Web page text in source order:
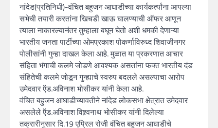
नांदेड(प्रतिनिधी)-वंचित बहुजन आघाडीच्या कार्यकर्त्यांना आपल्या
सभेची तयारी करतांना खिचडी खाऊ घालण्याची ऑफर आणून
त्याला नाकारल्यानंतर तुम्हाला बघून घेतो अशी धमकी देणाऱ्या
भारतीय जनता पार्टीच्या ओमप्रकाश पोकर्णाविरुध्द शिवाजीनगर
पोलीसांनी गुन्हा दाखल केला आहे. मुळात या प्रकरणात आचार
संहिता भंगाची कलमे जोडणे आवश्यक असतांना फक्त भारतीय दंड
संहितेची कलमे जोडून गुन्ह्याचे स्वरुप बदलले असल्याचा आरोप
उमेदवार ऍड.अविनाश भोसीकर यांनी केला आहे.
वंचित बहुजन आघाडीच्यावतीने नांदेड लोकसभा क्षेत्रात उमेदवार
असलेले ऍड.अविनाश विश्र्वनाथ भोसीकर यांनी दिलेल्या
तक्रारीनुसार दि.19 एप्रिल रोजी वंचित बहुजन आघाडीचे